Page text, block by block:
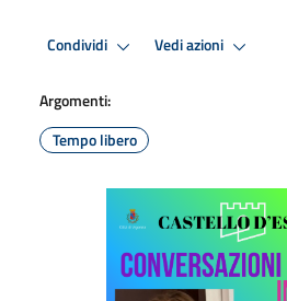
Condividi Vedi azioni
Argomenti:
Tempo libero